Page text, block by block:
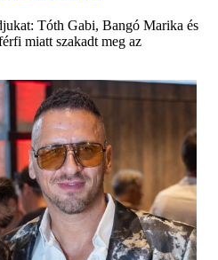
Tóth Gabi, Bangó Marika és
miatt szakadt meg az